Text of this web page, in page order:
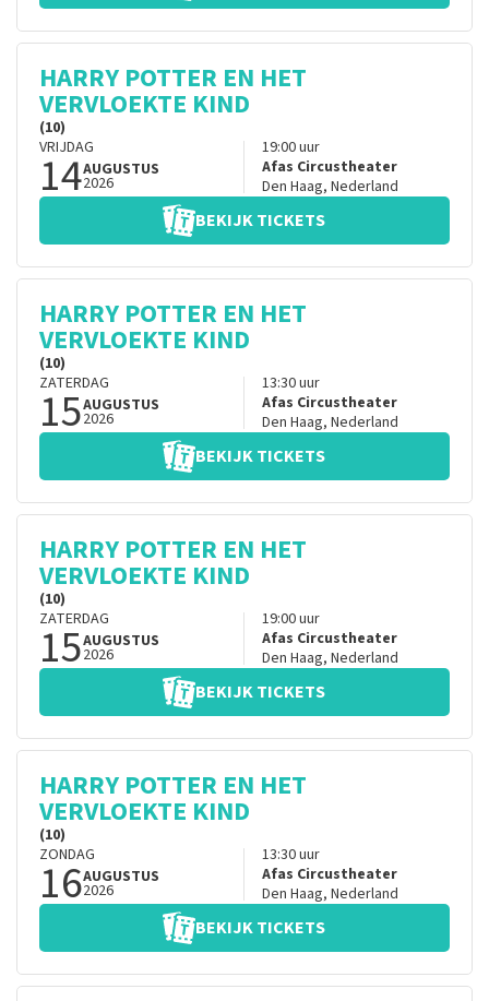
HARRY POTTER EN HET
VERVLOEKTE KIND
(10)
VRIJDAG
14AUGUSTUS
2026
19:00uur
Afas Circustheater
Den Haag, Nederland
BEKIJK TICKETS
HARRY POTTER EN HET
VERVLOEKTE KIND
(10)
ZATERDAG
15AUGUSTUS
2026
13:30uur
Afas Circustheater
Den Haag, Nederland
BEKIJK TICKETS
HARRY POTTER EN HET
VERVLOEKTE KIND
(10)
ZATERDAG
15AUGUSTUS
2026
19:00uur
Afas Circustheater
Den Haag, Nederland
BEKIJK TICKETS
HARRY POTTER EN HET
VERVLOEKTE KIND
(10)
ZONDAG
16AUGUSTUS
2026
13:30uur
Afas Circustheater
Den Haag, Nederland
BEKIJK TICKETS